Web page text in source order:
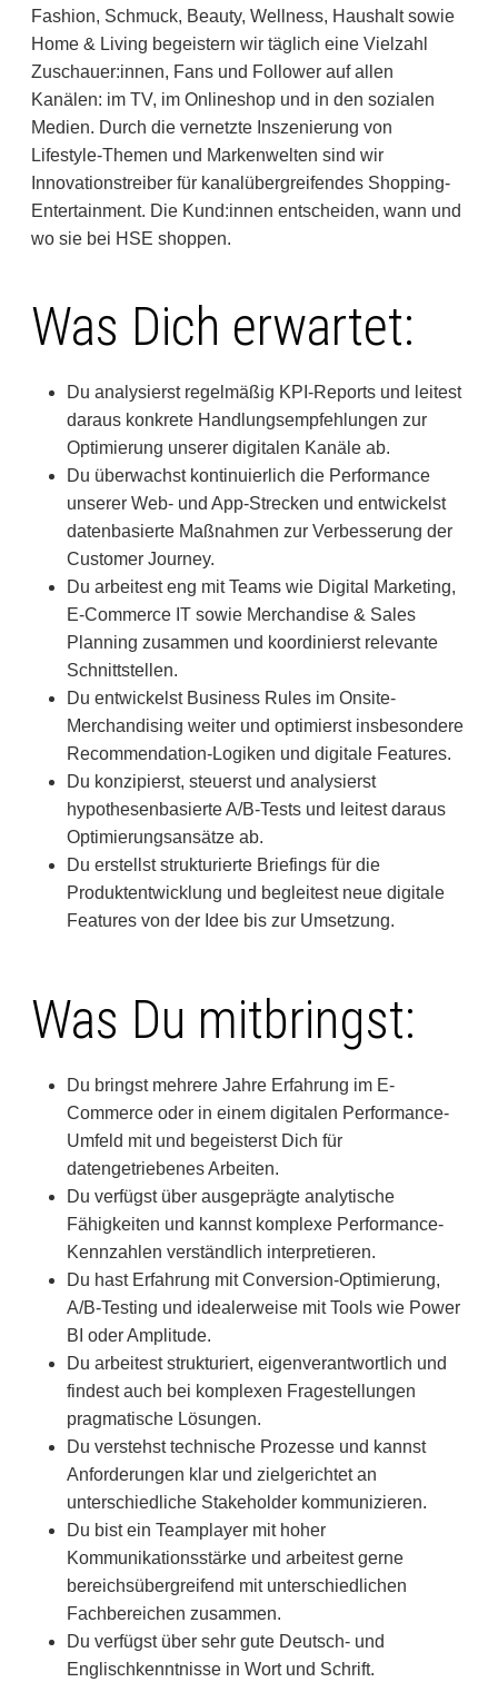
Fashion, Schmuck, Beauty, Wellness, Haushalt sowie
Home & Living begeistern wir täglich eine Vielzahl
Zuschauer:innen, Fans und Follower auf allen
Kanälen: im TV, im Onlineshop und in den sozialen
Medien. Durch die vernetzte Inszenierung von
Lifestyle-Themen und Markenwelten sind wir
Innovationstreiber für kanalübergreifendes Shopping-
Entertainment. Die Kund:innen entscheiden, wann und
wo sie bei HSE shoppen.
Was Dich erwartet:
Du analysierst regelmäßig KPI-Reports und leitest
daraus konkrete Handlungsempfehlungen zur
Optimierung unserer digitalen Kanäle ab.
Du überwachst kontinuierlich die Performance
unserer Web- und App-Strecken und entwickelst
datenbasierte Maßnahmen zur Verbesserung der
Customer Journey.
Du arbeitest eng mit Teams wie Digital Marketing,
E-Commerce IT sowie Merchandise & Sales
Planning zusammen und koordinierst relevante
Schnittstellen.
Du entwickelst Business Rules im Onsite-
Merchandising weiter und optimierst insbesondere
Recommendation-Logiken und digitale Features.
Du konzipierst, steuerst und analysierst
hypothesenbasierte A/B-Tests und leitest daraus
Optimierungsansätze ab.
Du erstellst strukturierte Briefings für die
Produktentwicklung und begleitest neue digitale
Features von der Idee bis zur Umsetzung.
Was Du mitbringst:
Du bringst mehrere Jahre Erfahrung im E-
Commerce oder in einem digitalen Performance-
Umfeld mit und begeisterst Dich für
datengetriebenes Arbeiten.
Du verfügst über ausgeprägte analytische
Fähigkeiten und kannst komplexe Performance-
Kennzahlen verständlich interpretieren.
Du hast Erfahrung mit Conversion-Optimierung,
A/B-Testing und idealerweise mit Tools wie Power
BI oder Amplitude.
Du arbeitest strukturiert, eigenverantwortlich und
findest auch bei komplexen Fragestellungen
pragmatische Lösungen.
Du verstehst technische Prozesse und kannst
Anforderungen klar und zielgerichtet an
unterschiedliche Stakeholder kommunizieren.
Du bist ein Teamplayer mit hoher
Kommunikationsstärke und arbeitest gerne
bereichsübergreifend mit unterschiedlichen
Fachbereichen zusammen.
Du verfügst über sehr gute Deutsch- und
Englischkenntnisse in Wort und Schrift.